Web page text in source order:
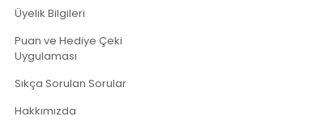
Üyelik Bilgileri
Puan ve Hediye Çeki
Uygulaması
Sıkça Sorulan Sorular
Hakkımızda